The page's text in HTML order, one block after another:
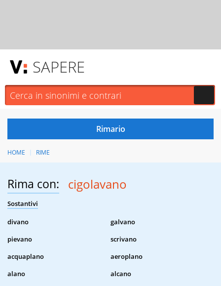
SAPERE
HOME RIME
Rima con: cigolavano
Sostantivi
divano
galvano
pievano
scrivano
acquaplano
aeroplano
alano
alcano